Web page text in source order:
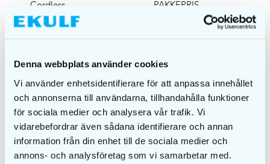
Denna webbplats använder cookies
Vi använder enhetsidentifierare för att anpassa innehållet
och annonserna till användarna, tillhandahålla funktioner
för sociala medier och analysera vår trafik. Vi
vidarebefordrar även sådana identifierare och annan
information från din enhet till de sociala medier och
annons- och analysföretag som vi samarbetar med.
Cordless
produktstativ
PAKKEPRIS